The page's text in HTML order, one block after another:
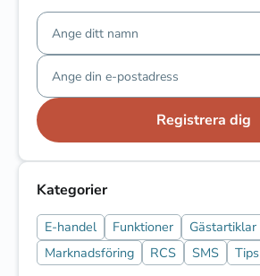
Registrera dig
Kategorier
E-handel Funktioner Gästartiklar
Marknadsföring
RCS SMS Tips